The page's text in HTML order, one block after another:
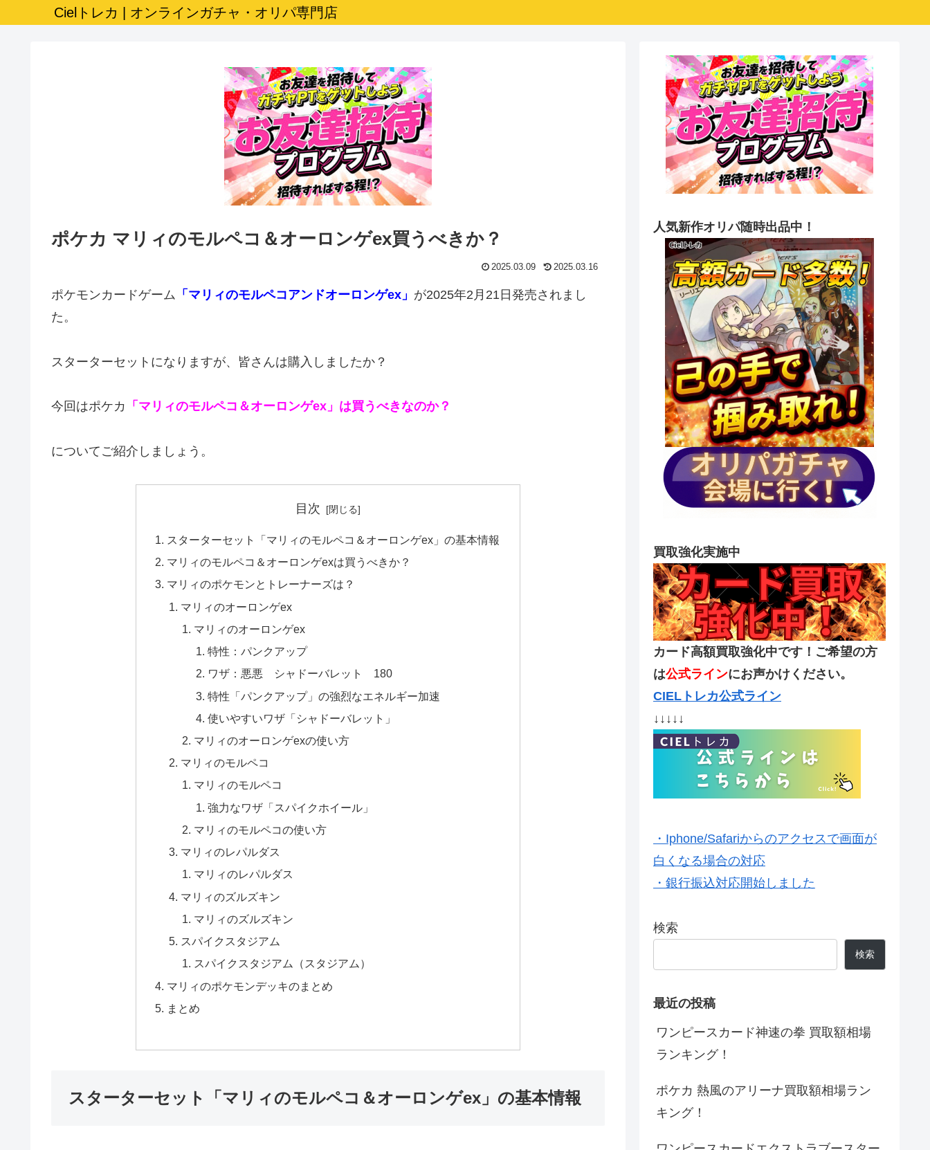
Cielトレカ | オンラインガチャ・オリパ専門店
ポケカ マリィのモルペコ＆オーロンゲex買うべきか？
2025.03.09 2025.03.16
ポケモンカードゲーム 「マリィのモルペコアンドオーロンゲex」 が2025年2月21日発売されまし
た。
スターターセットになりますが、皆さんは購入しましたか？
今回はポケカ 「マリィのモルペコ＆オーロンゲex」は買うべきなのか？
についてご紹介しましょう。
目次
スターターセット「マリィのモルペコ＆オーロンゲex」の基本情報
マリィのモルペコ＆オーロンゲexは買うべきか？
マリィのポケモンとトレーナーズは？
マリィのオーロンゲex
マリィのオーロンゲex
特性：パンクアップ
ワザ：悪悪 シャドーバレット 180
特性「パンクアップ」の強烈なエネルギー加速
使いやすいワザ「シャドーバレット」
マリィのオーロンゲexの使い方
マリィのモルペコ
マリィのモルペコ
強力なワザ「スパイクホイール」
マリィのモルペコの使い方
マリィのレパルダス
マリィのレパルダス
マリィのズルズキン
マリィのズルズキン
スパイクスタジアム
スパイクスタジアム（スタジアム）
マリィのポケモンデッキのまとめ
まとめ
スターターセット「マリィのモルペコ＆オーロンゲex」の基本情報
人気新作オリパ随時出品中！
買取強化実施中
カード高額買取強化中です！ご希望の方
は公式ラインにお声かけください。
CIELトレカ公式ライン
↓↓↓↓↓
・Iphone/Safariからのアクセスで画面が
白くなる場合の対応
・銀行振込対応開始しました
検索
検索
最近の投稿
ワンピースカード神速の拳 買取額相場
ランキング！
ポケカ 熱風のアリーナ買取額相場ラン
キング！